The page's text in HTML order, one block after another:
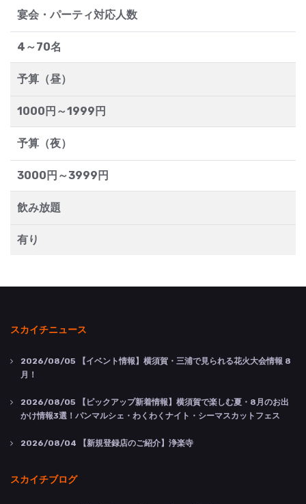
宴会・パーティ対応人数
4～70名
予算（昼）
1000円～1999円
予算（夜）
3000円～3999円
飲み放題
有り
スカイチニュース
2026/08/05 【イベント情報】横須賀・三浦で見られる花火大会情報 8
月！
2026/08/05 【ピックアップ新着情報】横須賀で楽しむ夏・8月のお出
かけ情報3選！パンマルシェ・わくわくナイト・シーマスカットフェス
2026/08/04 【新規登録店のご紹介】浄楽寺
スカイチブログ